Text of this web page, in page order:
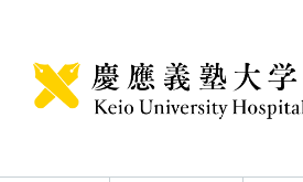
Disease Name Search